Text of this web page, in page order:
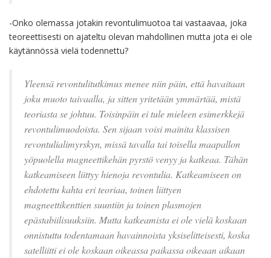
-Onko olemassa jotakin revontulimuotoa tai vastaavaa, joka
teoreettisesti on ajateltu olevan mahdollinen mutta jota ei ole
käytännössä vielä todennettu?
Yleensä revontulitutkimus menee niin päin, että havaitaan
joku muoto taivaalla, ja sitten yritetään ymmärtää, mistä
teoriasta se johtuu. Toisinpäin ei tule mieleen esimerkkejä
revontulimuodoista. Sen sijaan voisi mainita klassisen
revontulialimyrskyn, missä tavalla tai toisella maapallon
yöpuolella magneettikehän pyrstö venyy ja katkeaa. Tähän
katkeamiseen liittyy hienoja revontulia. Katkeamiseen on
ehdotettu kahta eri teoriaa, toinen liittyen
magneettikenttien suuntiin ja toinen plasmojen
epästabiilisuuksiin. Mutta katkeamista ei ole vielä koskaan
onnistuttu todentamaan havainnoista yksiselitteisesti, koska
satelliitti ei ole koskaan oikeassa paikassa oikeaan aikaan